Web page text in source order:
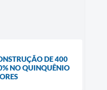
DE 400
NO QUINQUÊNIO